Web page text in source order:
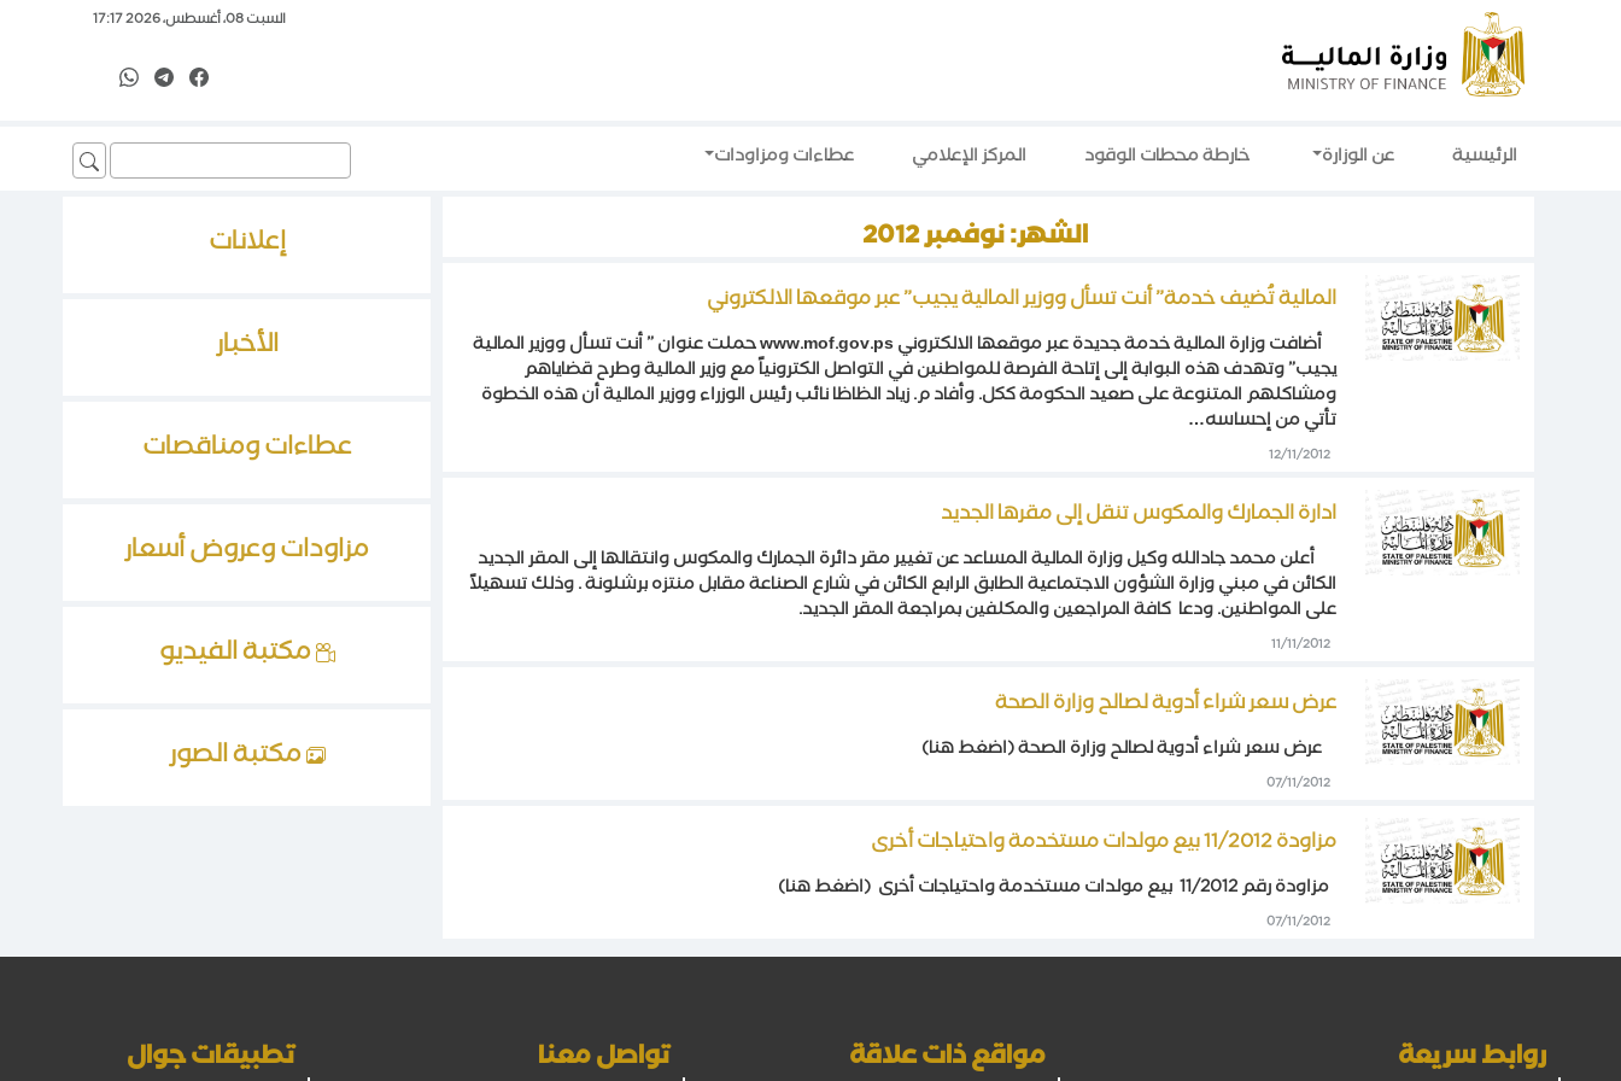
السبت 08، أغسطس، 2026 17:17
Search
for:
الرئيسية عن الوزارة خارطة محطات الوقود المركز الإعلامي عطاءات ومزاودات
الشهر:نوفمبر 2012
المالية تُضيف خدمة” أنت تسأل ووزير المالية يجيب” عبر موقعها الالكتروني
أضافت وزارة المالية خدمة جديدة عبر موقعها الالكتروني www.mof.gov.ps حملت عنوان ” أنت تسأل ووزير المالية
يجيب” وتهدف هذه البوابة إلى إتاحة الفرصة للمواطنين في التواصل الكترونياً مع وزير المالية وطرح قضاياهم
ومشاكلهم المتنوعة على صعيد الحكومة ككل. وأفاد م. زياد الظاظا نائب رئيس الوزراء ووزير المالية أن هذه الخطوة
تأتي من إحساسه…
12/11/2012
ادارة الجمارك والمكوس تنقل إلى مقرها الجديد
أعلن محمد جادالله وكيل وزارة المالية المساعد عن تغيير مقر دائرة الجمارك والمكوس وانتقالها إلى المقر الجديد
الكائن في مبني وزارة الشؤون الاجتماعية الطابق الرابع الكائن في شارع الصناعة مقابل منتزه برشلونة . وذلك تسهيلاً
على المواطنين. ودعا كافة المراجعين والمكلفين بمراجعة المقر الجديد.
11/11/2012
عرض سعر شراء أدوية لصالح وزارة الصحة
عرض سعر شراء أدوية لصالح وزارة الصحة (اضغط هنا)
07/11/2012
مزاودة 11/2012 بيع مولدات مستخدمة واحتياجات أخرى
مزاودة رقم 11/2012 بيع مولدات مستخدمة واحتياجات أخرى (اضغط هنا)
07/11/2012
إعلانات
الأخبار
عطاءات ومناقصات
مزاودات وعروض أسعار
مكتبة الفيديو
مكتبة الصور
روابط سريعة مواقع ذات علاقة تواصل معنا تطبيقات جوال